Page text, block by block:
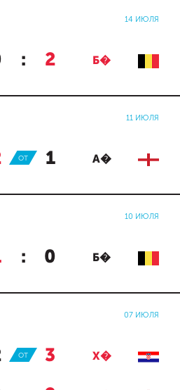
14 ИЮЛЯ
: 2 Б�
11 ИЮЛЯ
: 1 А�
ОТ
10 ИЮЛЯ
: 0 Б�
07 ИЮЛЯ
: 3 Х�
ОТ